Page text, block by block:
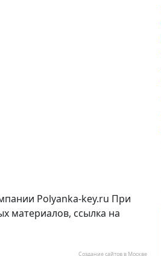
Polyanka-key.ru При
материалов, ссылка на
Создание сайтов в Москве